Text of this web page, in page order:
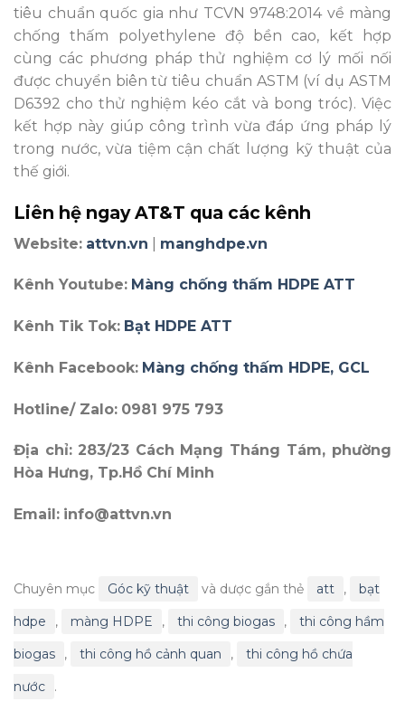
tiêu chuẩn quốc gia như TCVN 9748:2014 về màng
chống thấm polyethylene độ bền cao, kết hợp
cùng các phương pháp thử nghiệm cơ lý mối nối
được chuyển biên từ tiêu chuẩn ASTM (ví dụ ASTM
D6392 cho thử nghiệm kéo cắt và bong tróc). Việc
kết hợp này giúp công trình vừa đáp ứng pháp lý
trong nước, vừa tiệm cận chất lượng kỹ thuật của
thế giới.
Liên hệ ngay AT&T qua các kênh
Website: attvn.vn manghdpe.vn
Kênh Youtube: Màng chống thấm HDPE ATT
Kênh Tik Tok: Bạt HDPE ATT
Kênh Facebook: Màng chống thấm HDPE, GCL
Hotline/ Zalo: 0981 975 793
Địa chỉ: 283/23 Cách Mạng Tháng Tám, phường
Hòa Hưng, Tp.Hồ Chí Minh
Email: info@attvn.vn
Chuyên mục Góc kỹ thuật và dược gắn thẻ att ,
bạt
hdpe
, màng HDPE , thi công biogas ,
thi công hầm
biogas
, thi công hồ cảnh quan ,
thi công hồ chứa
nước
.